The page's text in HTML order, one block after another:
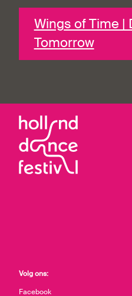
Wings of Time |
Tomorrow
Volg ons:
Facebook